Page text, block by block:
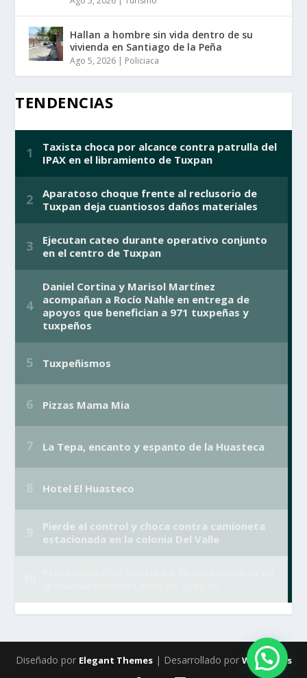
Hallan a hombre sin vida dentro de su
vivienda en Santiago de la Peña
Ago 5, 2026 | Policiaca
TENDENCIAS
Diseñado por Elegant Themes| Desarrollado por WordPress